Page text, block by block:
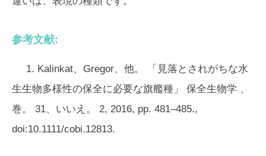
参考文献:
1. Kalinkat、Gregor、他。 「見落とされがちな水
生生物多様性の保全に必要な旗艦種」 保全生物学 、
巻。 31、いいえ。 2, 2016, pp. 481–485.,
doi:10.1111/cobi.12813.